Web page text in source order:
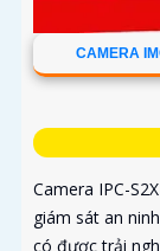
CAMERA
Camera IPC-
giám sát an
có được trải